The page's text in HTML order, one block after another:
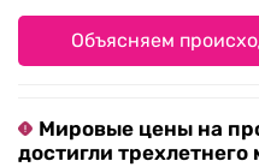
Объясняем
Мировые цены на
достигли